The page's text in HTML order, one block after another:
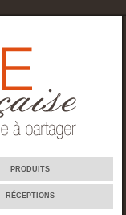
PRODUITS
RÉCEPTIONS